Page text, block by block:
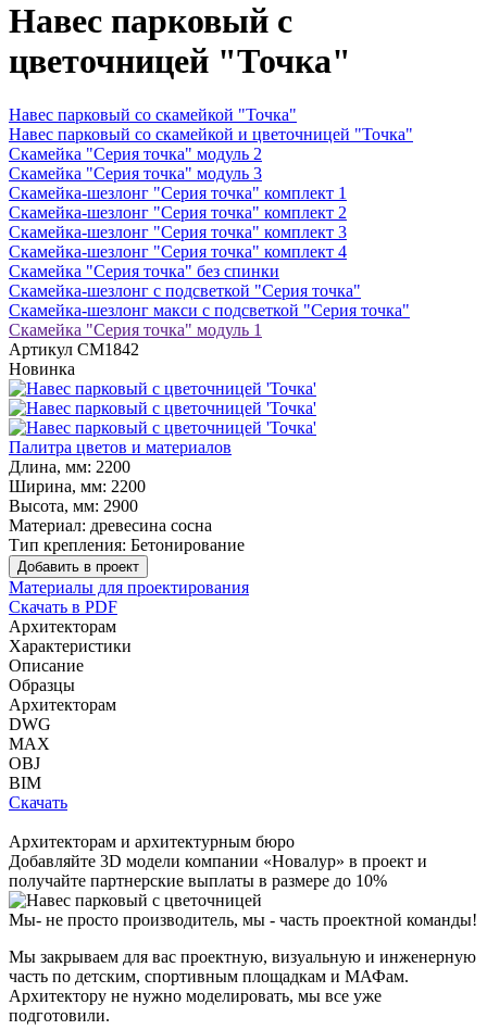
Навес парковый с
цветочницей "Точка"
Навес парковый со скамейкой "Точка"
Навес парковый со скамейкой и цветочницей "Точка"
Скамейка "Серия точка" модуль 2
Скамейка "Серия точка" модуль 3
Скамейка-шезлонг "Серия точка" комплект 1
Скамейка-шезлонг "Серия точка" комплект 2
Скамейка-шезлонг "Серия точка" комплект 3
Скамейка-шезлонг "Серия точка" комплект 4
Скамейка "Серия точка" без спинки
Скамейка-шезлонг с подсветкой "Серия точка"
Скамейка-шезлонг макси с подсветкой "Серия точка"
Скамейка "Серия точка" модуль 1
Артикул СМ1842
Новинка
Палитра цветов и материалов
Длина, мм: 2200
Ширина, мм: 2200
Высота, мм: 2900
Материал: древесина сосна
Тип крепления: Бетонирование
Добавить в проект
Материалы для проектирования
Скачать в PDF
Архитекторам
Характеристики
Описание
Образцы
Архитекторам
DWG
MAX
OBJ
BIM
Скачать
Архитекторам и архитектурным бюро
Добавляйте 3D модели компании «Новалур» в проект и
получайте партнерские выплаты в размере до 10%
Мы- не просто производитель, мы - часть проектной команды!
Мы закрываем для вас проектную, визуальную и инженерную
часть по детским, спортивным площадкам и МАФам.
Архитектору не нужно моделировать, мы все уже
подготовили.